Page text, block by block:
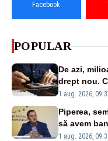
Facebook
POPULAR
De azi,
drept nou.
un produs
1 aug. 2026,
Piperea,
să avem
energetice?
1 aug. 2026,